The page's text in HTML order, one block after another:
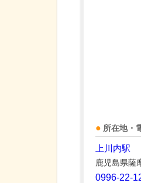
所在地・
上川内駅
鹿児島県薩
0996-22-